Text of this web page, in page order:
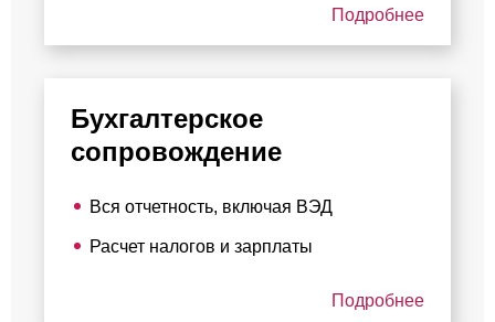
Подробнее
Бухгалтерское
сопровождение
Вся отчетность, включая ВЭД
Расчет налогов и зарплаты
Подробнее